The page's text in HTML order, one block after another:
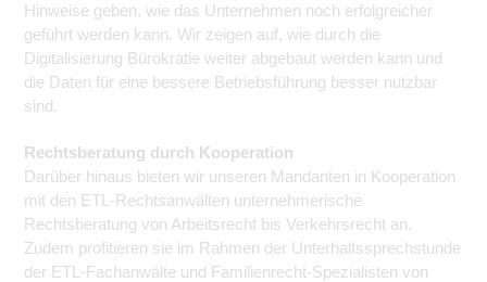
Hinweise geben, wie das Unternehmen noch erfolgreicher
geführt werden kann. Wir zeigen auf, wie durch die
Digitalisierung Bürokratie weiter abgebaut werden kann und
die Daten für eine bessere Betriebsführung besser nutzbar
sind.
Rechtsberatung durch Kooperation
Darüber hinaus bieten wir unseren Mandanten in Kooperation
mit den ETL-Rechtsanwälten unternehmerische
Rechtsberatung von Arbeitsrecht bis Verkehrsrecht an.
Zudem profitieren sie im Rahmen der Unterhalts­sprechstunde
der ETL-Fachanwälte und Familienrecht-Spezialisten von